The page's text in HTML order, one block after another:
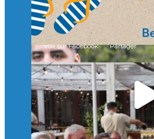
...Voir plus
il y a 2 mois
Voir sur Facebook · Partager
🚀Afterwork à Genève 🚀
🥳 Le 22 avril dernier, 14
en Suisse ont partagé un
retrouvailles et